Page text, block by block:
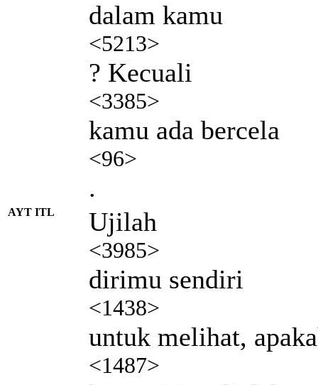
dalam kamu
<5213>
? Kecuali
<3385>
kamu ada bercela
<96>
.
AYT ITL Ujilah
<3985>
dirimu sendiri
<1438>
untuk melihat,
<1487>